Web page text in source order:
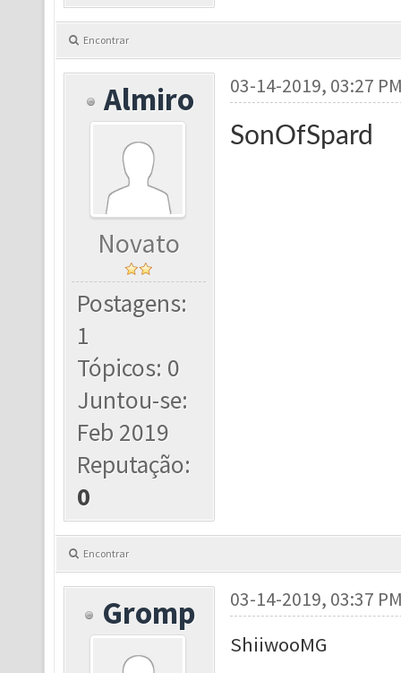
Encontrar
Almiro
Novato
Postagens:
1
Tópicos: 0
Juntou-se:
Feb 2019
Reputação:
0
03-14-2019, 03:27
SonOfSpard
Encontrar
Gromp 03-14-2019, 03:37
ShiiwooMG